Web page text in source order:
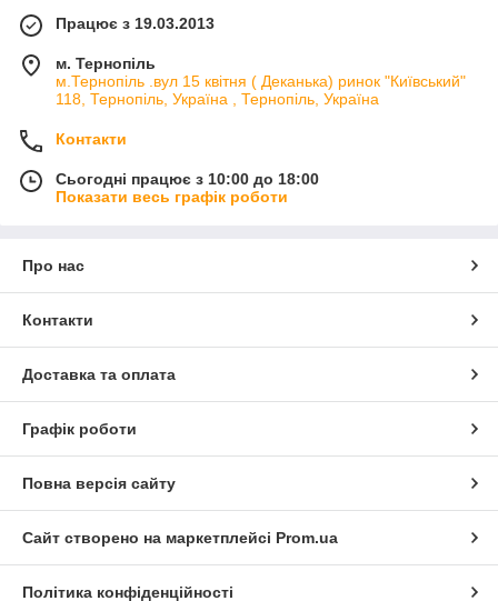
Працює з 19.03.2013
м. Тернопіль
м.Тернопіль .вул 15 квітня ( Деканька) ринок "Київський"
118, Тернопіль, Україна , Тернопіль, Україна
Контакти
Сьогодні працює з 10:00 до 18:00
Показати весь графік роботи
Про нас
Контакти
Доставка та оплата
Графік роботи
Повна версія сайту
Сайт створено на маркетплейсі Prom.ua
Політика конфіденційності